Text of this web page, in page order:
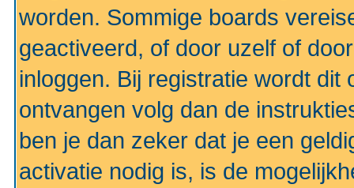
worden. Sommige boards
geactiveerd, of door uzelf of
inloggen. Bij registratie wordt dit
ontvangen volg dan de
ben je dan zeker dat je een
activatie nodig is, is de